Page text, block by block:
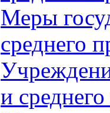
Меры
среднего
и